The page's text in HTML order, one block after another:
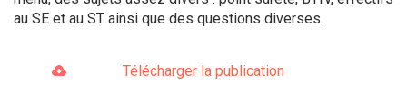
au SE et au ST ainsi que des questions diverses.
Télécharger la publication